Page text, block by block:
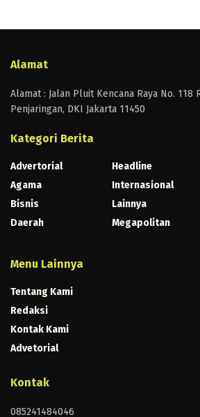
Alamat
Alamat : Jalan Pluit Kencana Raya No. 118
Penjaringan, DKI Jakarta 11450
Kategori Berita
Advertorial
Agama
Bisnis
Daerah
Headline
Internasional
Lainnya
Megapolitan
Menu Lainnya
Tentang Kami
Redaksi
Kontak Kami
Advetorial
Kontak
085241484046